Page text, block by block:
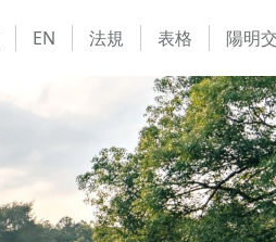
EN 法規 表格 陽明